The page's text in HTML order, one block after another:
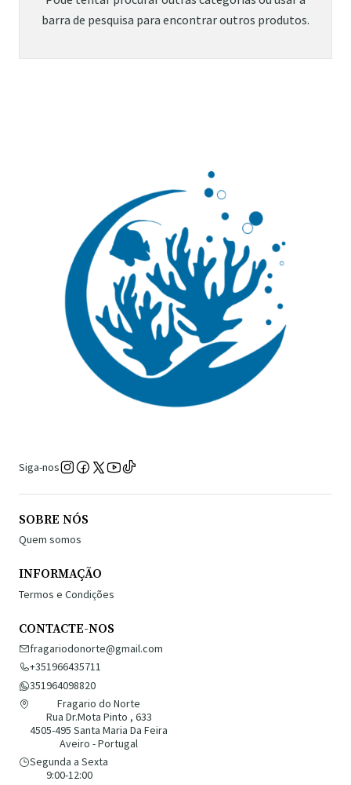
barra de pesquisa para encontrar outros produtos.
Siga-nos
SOBRE NÓS
Quem somos
INFORMAÇÃO
Termos e Condições
CONTACTE-NOS
fragariodonorte@gmail.com
+351966435711
351964098820
Fragario do Norte
Rua Dr.Mota Pinto , 633
4505-495 Santa Maria Da Feira
Aveiro - Portugal
Segunda a Sexta
9:00-12:00